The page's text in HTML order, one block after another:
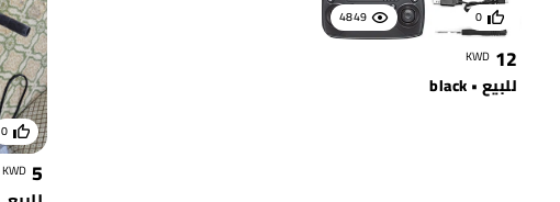
4849 0
12
KWD
للبيع • black
0
5
KWD